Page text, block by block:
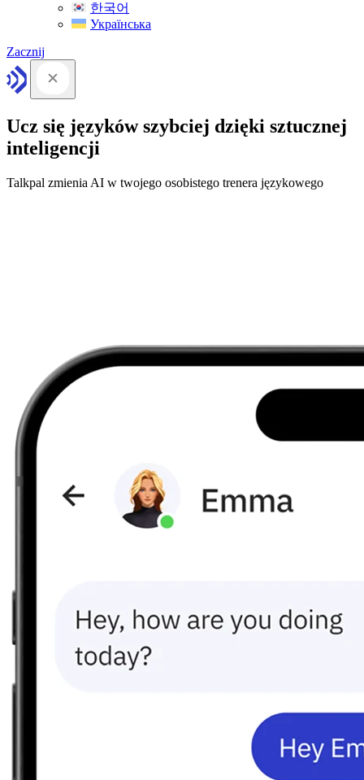
한국어
Українська
Zacznij
Ucz się języków szybciej dzięki sztucznej
inteligencji
Talkpal zmienia AI w twojego osobistego trenera językowego